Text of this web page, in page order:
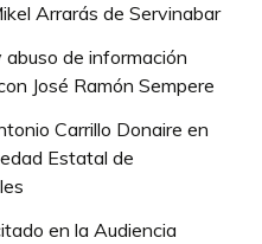
Arrarás de Servinabar
de información
José Ramón Sempere
Carrillo Donaire en
Estatal de
en la Audiencia